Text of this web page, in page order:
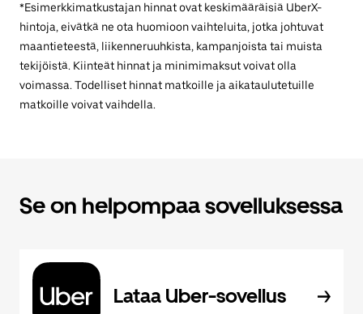
*Esimerkkimatkustajan hinnat ovat keskimääräisiä UberX-
hintoja, eivätkä ne ota huomioon vaihteluita, jotka johtuvat
maantieteestä, liikenneruuhkista, kampanjoista tai muista
tekijöistä. Kiinteät hinnat ja minimimaksut voivat olla
voimassa. Todelliset hinnat matkoille ja aikataulutetuille
matkoille voivat vaihdella.
Se on helpompaa sovelluksessa
Lataa Uber-sovellus